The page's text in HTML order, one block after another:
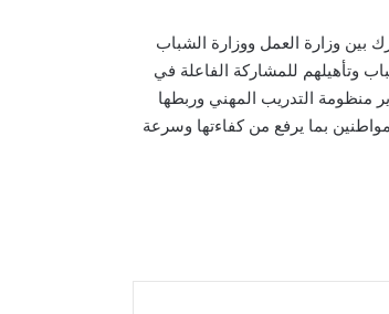
بين وزارة العمل ووزارة الشباب
وتأهيلهم للمشاركة الفاعلة في
منظومة التدريب المهني وربطها
بما يرفع من كفاءتها وسرعة